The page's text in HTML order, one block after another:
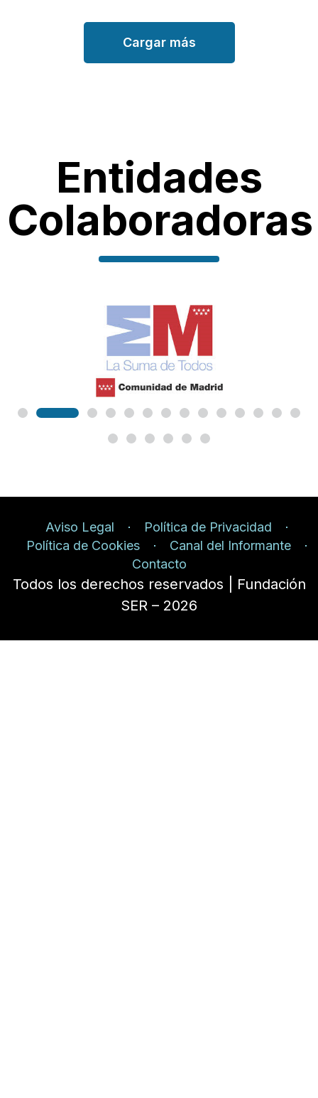
Cargar más
Entidades
Colaboradoras
Aviso Legal
Política de Privacidad
Política de Cookies
Canal del Informante
Contacto
Todos los derechos reservados | Fundación
SER – 2026